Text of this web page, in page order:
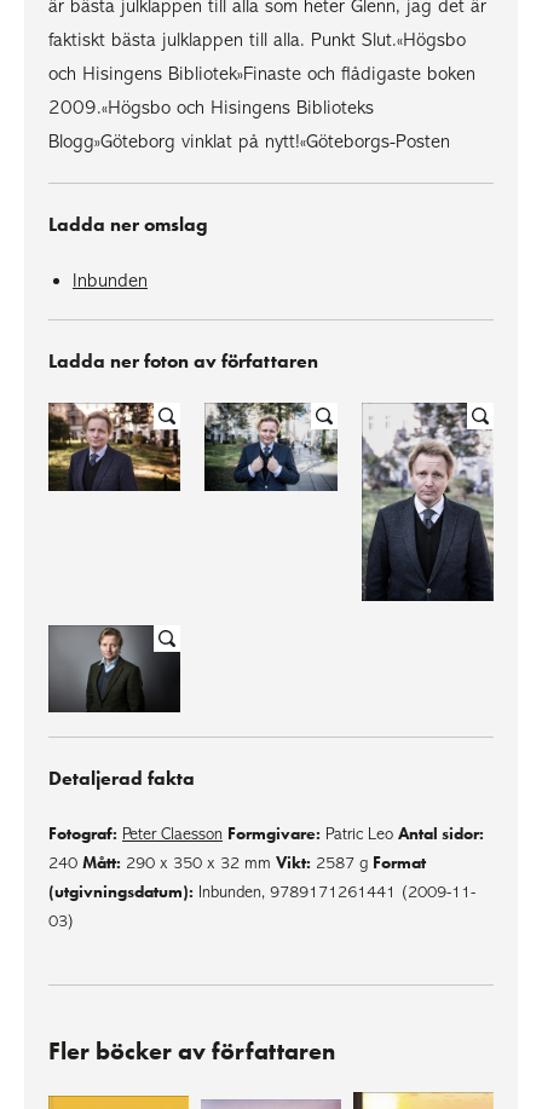
är bästa julklappen till alla som heter Glenn, jag det är
faktiskt bästa julklappen till alla. Punkt Slut.«Högsbo
och Hisingens Bibliotek»Finaste och flådigaste boken
2009.«Högsbo och Hisingens Biblioteks
Blogg»Göteborg vinklat på nytt!«Göteborgs-Posten
Ladda ner omslag
Inbunden
Ladda ner foton av författaren
Detaljerad fakta
Fotograf: Peter Claesson Formgivare: Patric Leo Antal sidor:
240 Mått: 290 x 350 x 32 mm Vikt: 2587 g Format
(utgivningsdatum): Inbunden, 9789171261441 (2009-11-
03)
Fler böcker av författaren